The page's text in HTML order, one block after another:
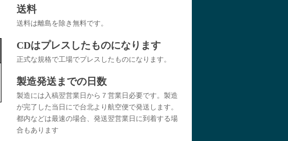
送料
送料は離島を除き無料です。
CDはプレスしたものになります
正式な規格で工場でプレスしたものになります。
製造発送までの日数
製造には入稿翌営業日から７営業日必要です。製造
が完了した当日にで台北より航空便で発送します。
都内などは最速の場合、発送翌営業日に到着する場
合もあります